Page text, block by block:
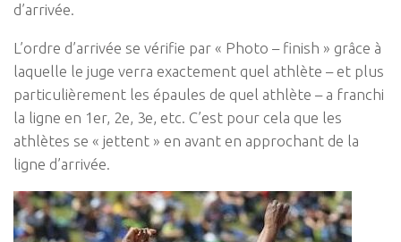
d’arrivée.
L’ordre d’arrivée se vérifie par « Photo – finish » grâce à
laquelle le juge verra exactement quel athlète – et plus
particulièrement les épaules de quel athlète – a franchi
la ligne en 1er, 2e, 3e, etc. C’est pour cela que les
athlètes se « jettent » en avant en approchant de la
ligne d’arrivée.